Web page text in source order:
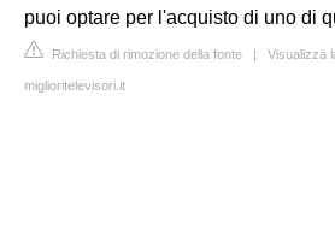
puoi optare per l'acquisto di uno di
Richiesta di rimozione della fonte | Visualizza
miglioritelevisori.it